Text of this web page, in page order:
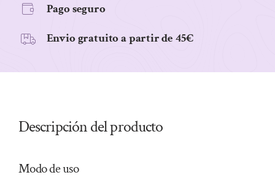
Pago seguro
Envio gratuito a partir de 45€
Descripción del producto
Modo de uso